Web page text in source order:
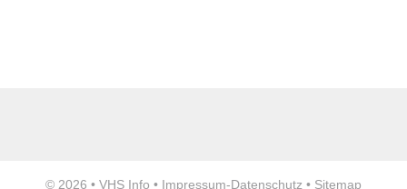
© 2026 • VHS Info • Impressum-Datenschutz • Sitemap